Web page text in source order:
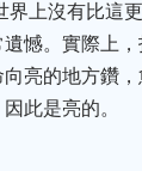
上沒有比這
憾。實際上
亮的地方鑽
此是亮的。